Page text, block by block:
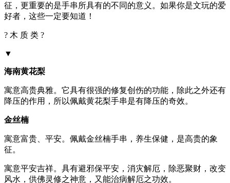
征，更重要的是手串所具有的不同的意义。如果你是文玩的爱
好者，这些一定要知道！
? 木 质 类 ?
▼
海南黄花梨
寓意高贵典雅。它具有很强的修复创伤的功能，除此之外还有
降压的作用，所以佩戴黄花梨手串是有降压的奇效。
金丝楠
寓意富贵、平安。佩戴金丝楠手串，养生保健，是高贵的象
征。
寓意平安吉祥。具有避邪保平安，消灾解厄，除恶聚财，改变
风水，供佛灵修之神意，又能治病解厄之功效。